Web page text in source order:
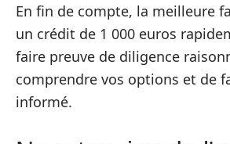
En fin de compte, la meilleure
un crédit de 1 000 euros
faire preuve de diligence
comprendre vos options et de
informé.